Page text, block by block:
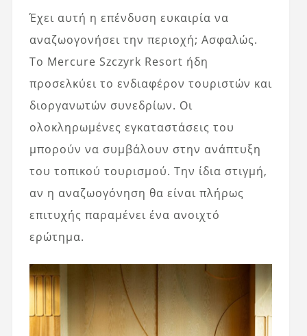
Έχει αυτή η επένδυση ευκαιρία να
αναζωογονήσει την περιοχή; Ασφαλώς.
Το Mercure Szczyrk Resort ήδη
προσελκύει το ενδιαφέρον τουριστών και
διοργανωτών συνεδρίων. Οι
ολοκληρωμένες εγκαταστάσεις του
μπορούν να συμβάλουν στην ανάπτυξη
του τοπικού τουρισμού. Την ίδια στιγμή,
αν η αναζωογόνηση θα είναι πλήρως
επιτυχής παραμένει ένα ανοιχτό
ερώτημα.